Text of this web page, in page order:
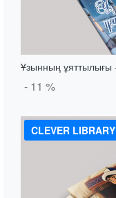
Ұзынның ұяттылығы
- 11 %
CLEVER LIBRARY